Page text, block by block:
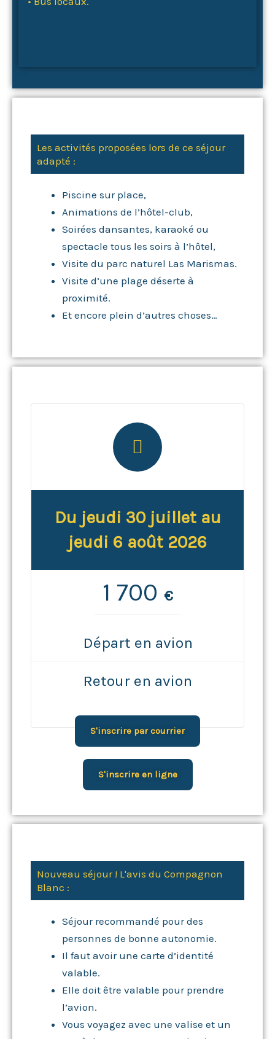
Les activités proposées lors de ce séjour
adapté :
Piscine sur place,
Animations de l’hôtel-club,
Soirées dansantes, karaoké ou
spectacle tous les soirs à l’hôtel,
Visite du parc naturel Las Marismas.
Visite d’une plage déserte à
proximité.
Et encore plein d’autres choses…
Du jeudi 30 juillet au
jeudi 6 août 2026
1 700 €
Départ en avion
Retour en avion
S'inscrire par courrier
S'inscrire en ligne
Nouveau séjour ! L'avis du Compagnon
Blanc :
Séjour recommandé pour des
personnes de bonne autonomie.
Il faut avoir une carte d’identité
valable.
Elle doit être valable pour prendre
l’avion.
Vous voyagez avec une valise et un